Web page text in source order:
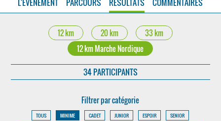
12 km 20 km
33 km
12 km Marche Nordique
34 PARTICIPANTS
Filtrer par catégorie
TOUS MINIME CADET JUNIOR ESPOIR
SENIOR